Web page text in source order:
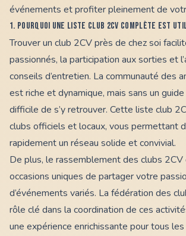
événements et profiter pleinement de
1. Pourquoi une liste club 2CV complète est
Trouver un club 2CV près de chez soi
passionnés, la participation aux sorties et
conseils d’entretien. La communauté des
est riche et dynamique, mais sans un
difficile de s’y retrouver. Cette liste club
clubs officiels et locaux, vous permettant
rapidement un réseau solide et convivial.
De plus, le rassemblement des clubs
occasions uniques de partager votre
d’événements variés. La fédération des
rôle clé dans la coordination de ces
une expérience enrichissante pour tous